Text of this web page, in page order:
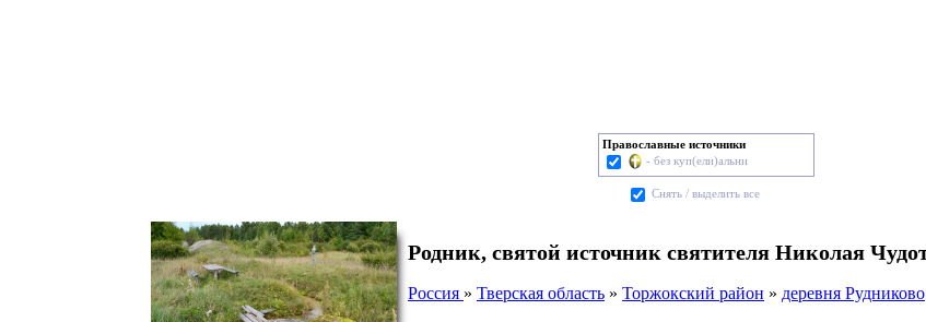
Православные источники
- без куп(ели)альни
Cнять / выделить все
Родник, святой источник святителя Николая
Россия » Тверская область » Торжокский район » деревня Рудниково